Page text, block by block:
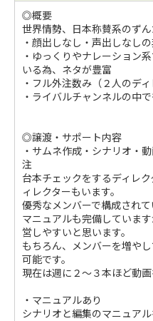
◎概要
世界情勢、日本称賛系のずん
・顔出しなし・声出しなし
・ゆっくりやナレーション
いる為、ネタが豊富
・フル外注数み（２人のディ
・ライバルチャンネルの中
◎譲渡・サポート内容
・サムネ作成・シナリオ・
注
台本チェックをするディレ
ィレクターもいます。
優秀なメンバーで構成され
マニュアルも完備していま
営しやすいと思います。
もちろん、メンバーを増や
可能です。
現在は週に２〜３本ほど動画
・マニュアルあり
シナリオと編集のマニュアル